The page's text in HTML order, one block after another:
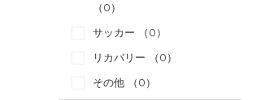
（0）
サッカー
（0）
リカバリー
（0）
その他
（0）